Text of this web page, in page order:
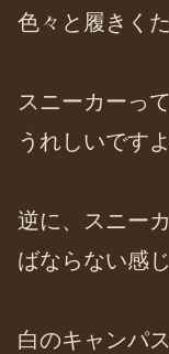
色々と履きく
スニーカーっ
うれしいです
逆に、スニー
ばならない感
白のキャンパ